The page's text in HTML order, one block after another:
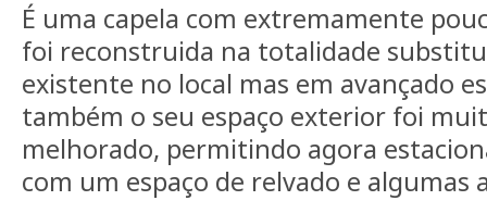
É uma capela com extremamente
foi reconstruida na totalidade
existente no local mas em avançado
também o seu espaço exterior foi
melhorado, permitindo agora
com um espaço de relvado e algumas